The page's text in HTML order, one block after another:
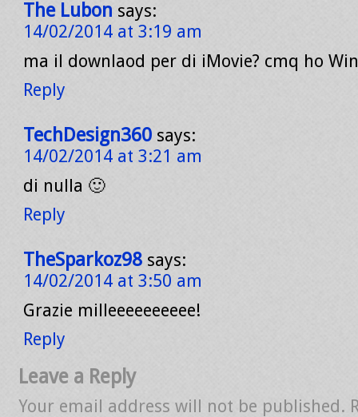
The Lubon says:
14/02/2014 at 3:19 am
ma il downlaod per di iMovie? cmq ho
Reply
TechDesign360 says:
14/02/2014 at 3:21 am
di nulla 🙂
Reply
TheSparkoz98 says:
14/02/2014 at 3:50 am
Grazie milleeeeeeeeee!
Reply
Leave a Reply
Your email address will not be published.